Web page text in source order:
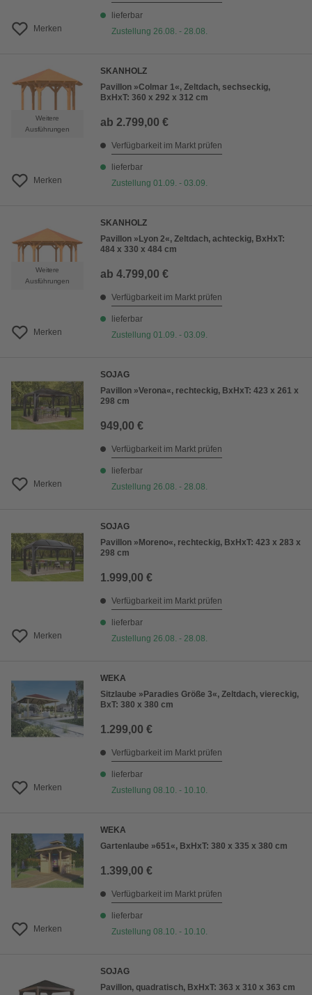
Merken
lieferbar
Zustellung 26.08. - 28.08.
Weitere
Ausführungen
Merken
SKANHOLZ
Pavillon »Colmar 1«, Zeltdach, sechseckig,
BxHxT: 360 x 292 x 312 cm
ab 2.799,00 €
Verfügbarkeit im Markt prüfen
lieferbar
Zustellung 01.09. - 03.09.
Weitere
Ausführungen
Merken
SKANHOLZ
Pavillon »Lyon 2«, Zeltdach, achteckig, BxHxT:
484 x 330 x 484 cm
ab 4.799,00 €
Verfügbarkeit im Markt prüfen
lieferbar
Zustellung 01.09. - 03.09.
Merken
SOJAG
Pavillon »Verona«, rechteckig, BxHxT: 423 x 261 x
298 cm
949,00 €
Verfügbarkeit im Markt prüfen
lieferbar
Zustellung 26.08. - 28.08.
Merken
SOJAG
Pavillon »Moreno«, rechteckig, BxHxT: 423 x 283 x
298 cm
1.999,00 €
Verfügbarkeit im Markt prüfen
lieferbar
Zustellung 26.08. - 28.08.
Merken
WEKA
Sitzlaube »Paradies Größe 3«, Zeltdach, viereckig,
BxT: 380 x 380 cm
1.299,00 €
Verfügbarkeit im Markt prüfen
lieferbar
Zustellung 08.10. - 10.10.
Merken
WEKA
Gartenlaube »651«, BxHxT: 380 x 335 x 380 cm
1.399,00 €
Verfügbarkeit im Markt prüfen
lieferbar
Zustellung 08.10. - 10.10.
SOJAG
Pavillon, quadratisch, BxHxT: 363 x 310 x 363 cm